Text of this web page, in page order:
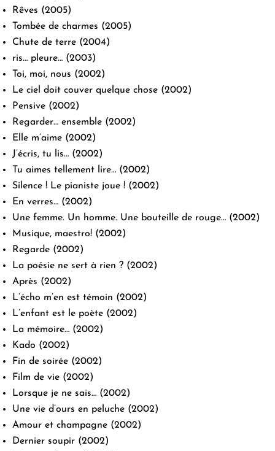
Rêves (2005)
Tombée de charmes (2005)
Chute de terre (2004)
ris… pleure… (2003)
Toi, moi, nous (2002)
Le ciel doit couver quelque chose (2002)
Pensive (2002)
Regarder… ensemble (2002)
Elle m’aime (2002)
J’écris, tu lis… (2002)
Tu aimes tellement lire… (2002)
Silence ! Le pianiste joue ! (2002)
En verres… (2002)
Une femme. Un homme. Une bouteille de rouge… (2002)
Musique, maestro! (2002)
Regarde (2002)
La poésie ne sert à rien ? (2002)
Après (2002)
L’écho m’en est témoin (2002)
L’enfant est le poète (2002)
La mémoire… (2002)
Kado (2002)
Fin de soirée (2002)
Film de vie (2002)
Lorsque je ne sais… (2002)
Une vie d’ours en peluche (2002)
Amour et champagne (2002)
Dernier soupir (2002)